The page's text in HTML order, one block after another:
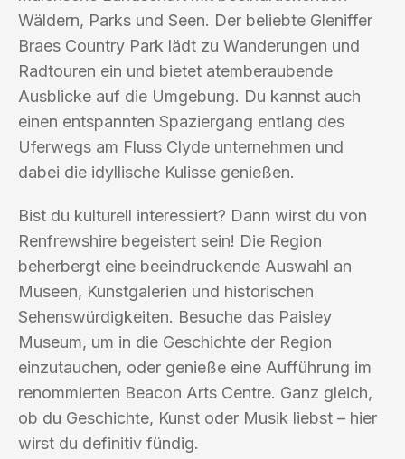
Wäldern, Parks und Seen. Der beliebte Gleniffer
Braes Country Park lädt zu Wanderungen und
Radtouren ein und bietet atemberaubende
Ausblicke auf die Umgebung. Du kannst auch
einen entspannten Spaziergang entlang des
Uferwegs am Fluss Clyde unternehmen und
dabei die idyllische Kulisse genießen.
Bist du kulturell interessiert? Dann wirst du von
Renfrewshire begeistert sein! Die Region
beherbergt eine beeindruckende Auswahl an
Museen, Kunstgalerien und historischen
Sehenswürdigkeiten. Besuche das Paisley
Museum, um in die Geschichte der Region
einzutauchen, oder genieße eine Aufführung im
renommierten Beacon Arts Centre. Ganz gleich,
ob du Geschichte, Kunst oder Musik liebst – hier
wirst du definitiv fündig.